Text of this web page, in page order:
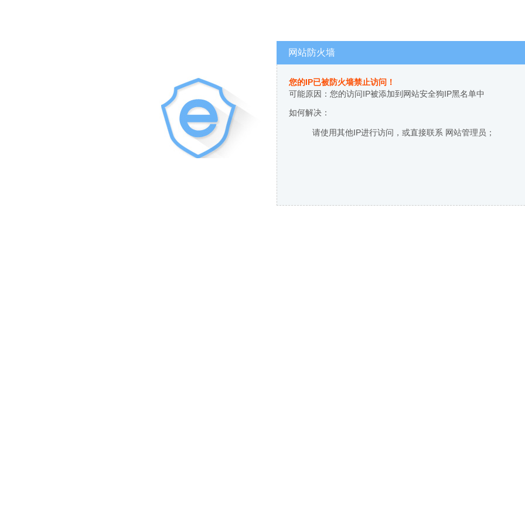
网站防火墙
您的IP已被防火墙禁止访问！
可能原因：您的访问IP被添加到网站安全狗IP黑名单中
如何解决：
请使用其他IP进行访问，或直接联系 网站管理员；